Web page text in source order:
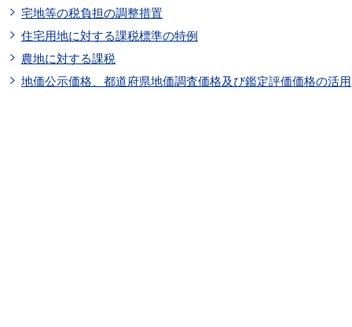
宅地等の税負担の調整措置
住宅用地に対する課税標準の特例
農地に対する課税
地価公示価格、都道府県地価調査価格及び鑑定評価価格の活用